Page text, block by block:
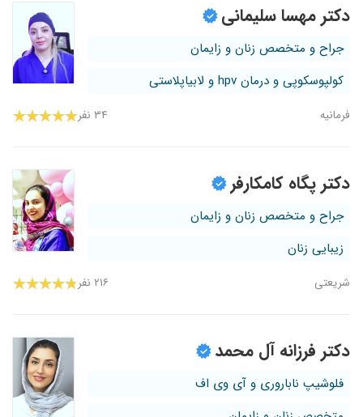
دکتر مهسا سلیمانی
جراح و متخصص زنان و زایمان
کولپوسکوپی و درمان hpv و لابیاپلاستی
فرمانیه ۳۴ نفر
دکتر پگاه کامکارفر
جراح و متخصص زنان و زایمان
زیبایی زنان
شریعتی ۲۱۶ نفر
دکتر فرزانه آل محمد
فلوشیپ ناباروری و آی وی اف